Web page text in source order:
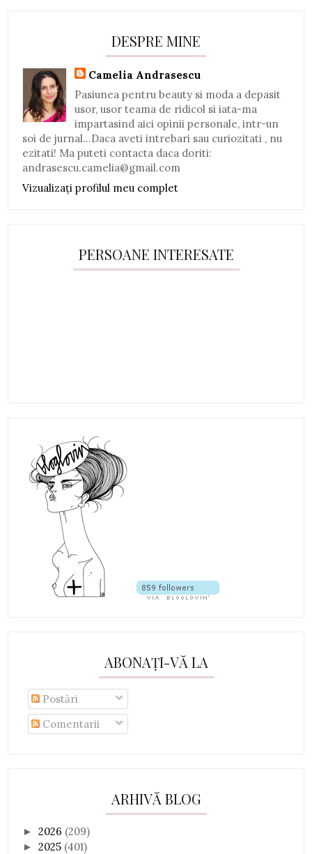
DESPRE MINE
Camelia Andrasescu
Pasiunea pentru beauty si moda a depasit
usor, usor teama de ridicol si iata-ma
impartasind aici opinii personale, intr-un
soi de jurnal...Daca aveti intrebari sau curiozitati , nu
ezitati! Ma puteti contacta daca doriti:
andrasescu.camelia@gmail.com
Vizualizați profilul meu complet
PERSOANE INTERESATE
ABONAȚI-VĂ LA
Postări
Comentarii
ARHIVĂ BLOG
►2026 (209)
►2025 (401)